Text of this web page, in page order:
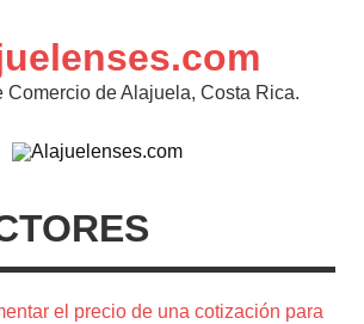
Comercio de Alajuela, Costa Rica.
el precio de una cotización para